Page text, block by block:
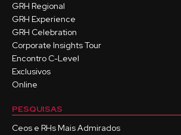
GRH Regional
GRH Experience
GRH Celebration
Corporate Insights Tour
Encontro C-Level
Exclusivos
Online
PESQUISAS
Ceos e RHs Mais Admirados